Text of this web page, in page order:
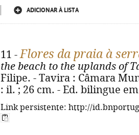
ADICIONAR À LISTA
11 -Flores da praia à
the beach to the uplands of
Filipe. - Tavira : Câmara
: il. ; 26 cm. - Ed. bilingue
Link persistente: http://